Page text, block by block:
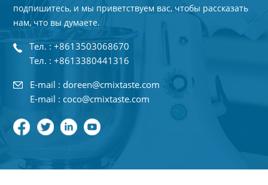
подпишитесь, и мы приветствуем вас, чтобы рассказать
нам, что вы думаете.
Тел. : +8613503068670
Тел. : +8613380441316
E-mail : doreen@cmixtaste.com
E-mail : coco@cmixtaste.com